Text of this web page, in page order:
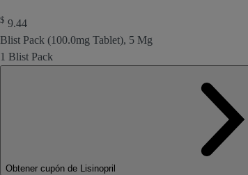
$ 9.44
Blist Pack (100.0mg Tablet), 5 Mg
1 Blist Pack
Obtener cupón de Lisinopril